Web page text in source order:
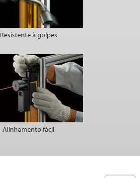
Resistente à golpes
Alinhamento fácil